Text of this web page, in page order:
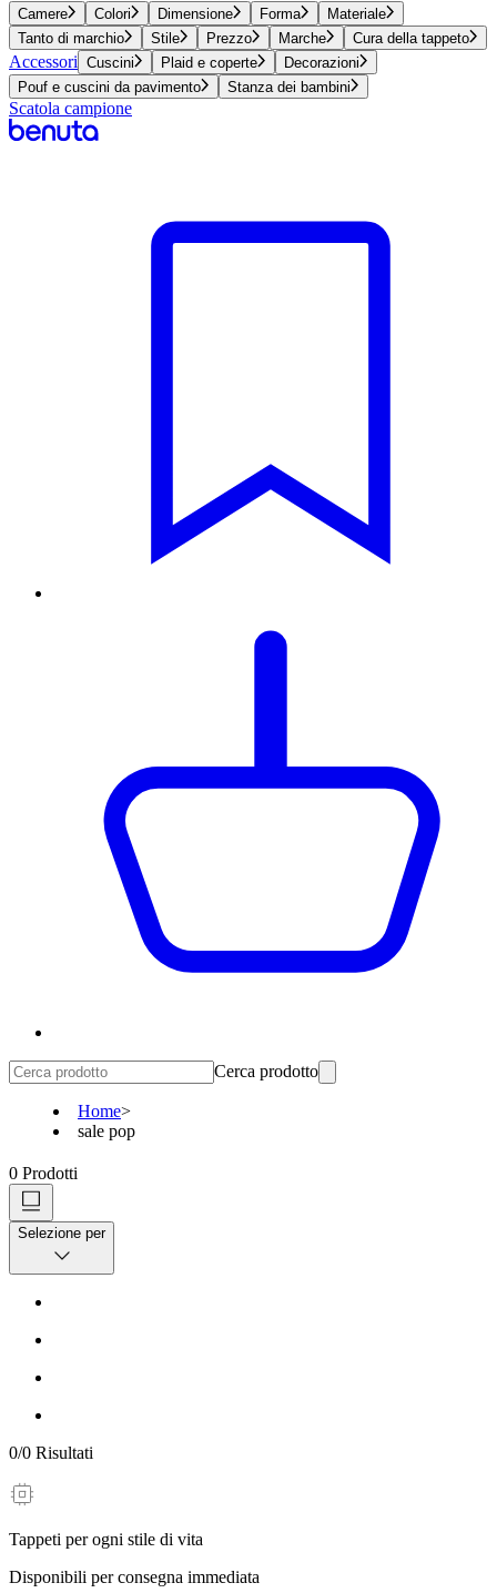
Camere Colori Dimensione Forma
Materiale
Tanto di marchio
Stile Prezzo Marche Cura della tappeto
Accessori Cuscini Plaid e coperte
Decorazioni
Pouf e cuscini da pavimento
Stanza dei bambini
Scatola campione
Cerca prodotto
Home>
sale pop
0 Prodotti
Selezione per
0/0 Risultati
Tappeti per ogni stile di vita
Disponibili per consegna immediata